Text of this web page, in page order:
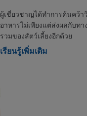
ผู้เชี่ยวชาญได้ทำการค้นคว้
อาหารไม่เพียงแต่ส่งผลกับท
รวมของสัตว์เลี้ยงอีกด้วย
เรียนรู้เพิ่มเติม